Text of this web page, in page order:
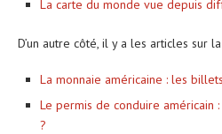
La carte du monde vue depuis
D’un autre côté, il y a les articles sur
La monnaie américaine : les
Le permis de conduire américain
?